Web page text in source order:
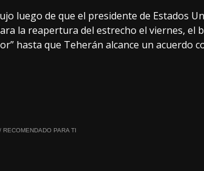
luego de que el presidente de Estados
la reapertura del estrecho el viernes, el
hasta que Teherán alcance un acuerdo
RECOMENDADO PARA TI